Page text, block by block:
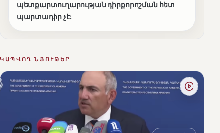
պետքարտուղարության դիրքորոշման հետ
պարտադիր չէ:
ԿԱՊՎՈՂ ՆՅՈՒԹԵՐ